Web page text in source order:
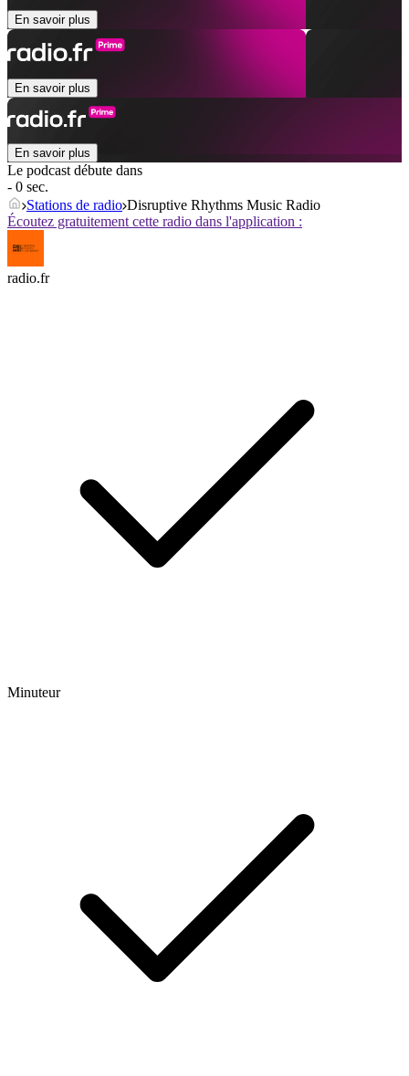
En savoir plus
En savoir plus
En savoir plus
Le podcast débute dans
- 0 sec.
Stations de radio Disruptive Rhythms Music Radio
Écoutez gratuitement cette radio dans l'application :
radio.fr
Minuteur